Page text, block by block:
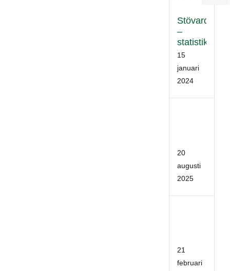
Stövardata
–
statistik
15
januari
2024
20
augusti
2025
21
februari